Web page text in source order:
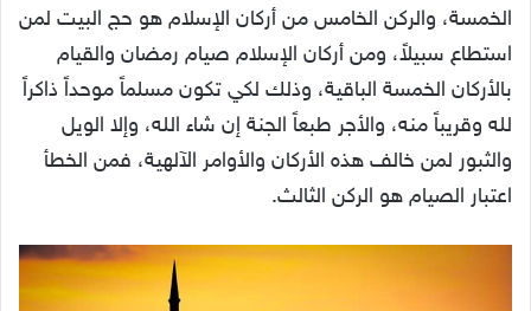
الخمسة، والركن الخامس من أركان الإسلام هو حج البيت لمن
استطاع سبيلاً، ومن أركان الإسلام صيام رمضان والقيام
بالأركان الخمسة الباقية، وذلك لكي تكون مسلماً موحداً ذاكراً
لله وقريباً منه، والأجر طبعاً الجنة إن شاء الله، وإلا الويل
والثبور لمن خالف هذه الأركان والأوامر الآلهية، فمن الخطأ
اعتبار الصيام هو الركن الثالث.